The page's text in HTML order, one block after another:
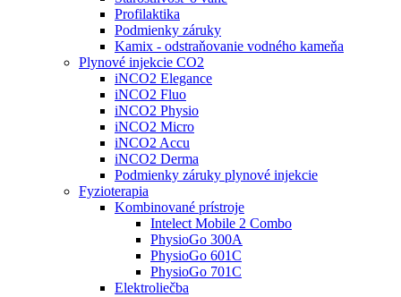
Profilaktika
Podmienky záruky
Kamix - odstraňovanie vodného kameňa
Plynové injekcie CO2
iNCO2 Elegance
iNCO2 Fluo
iNCO2 Physio
iNCO2 Micro
iNCO2 Accu
iNCO2 Derma
Podmienky záruky plynové injekcie
Fyzioterapia
Kombinované prístroje
Intelect Mobile 2 Combo
PhysioGo 300A
PhysioGo 601C
PhysioGo 701C
Elektroliečba